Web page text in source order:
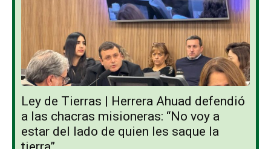
Ley de Tierras | Herrera Ahuad defendió
a las chacras misioneras: “No voy a
estar del lado de quien les saque la